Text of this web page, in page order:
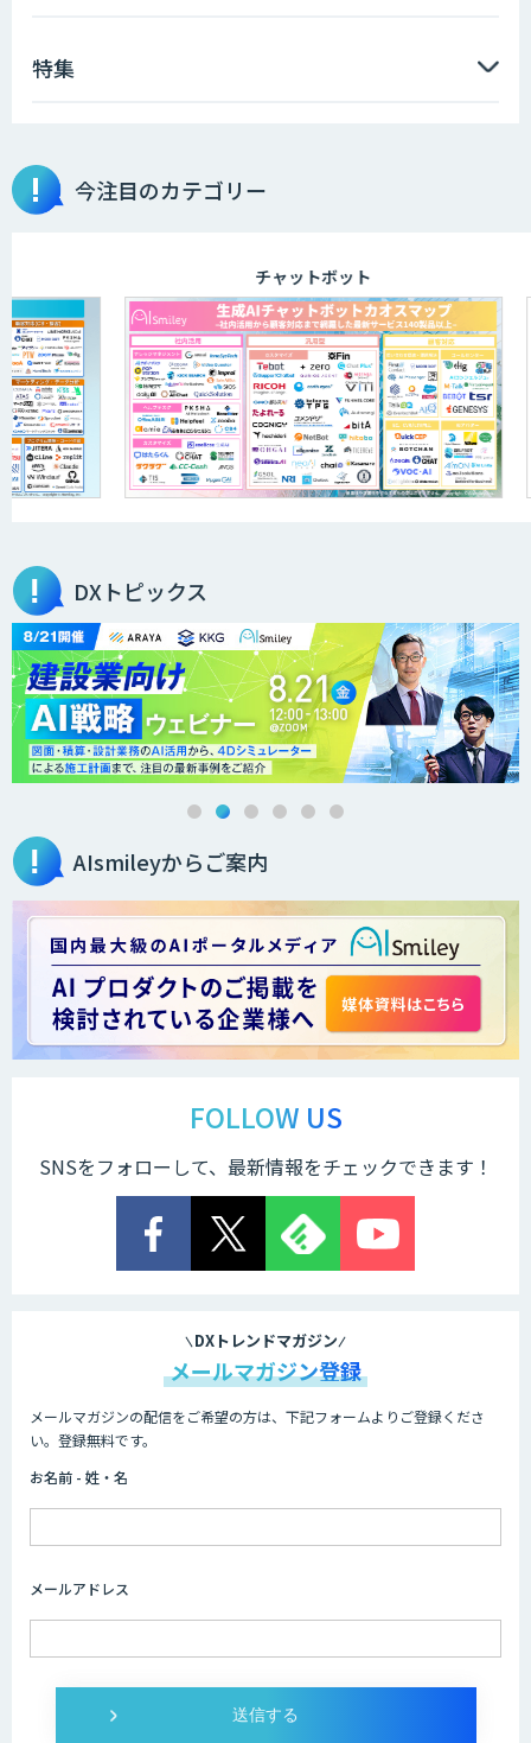
AIエンジニアアカデミー（バイブコーデ
aiDAPTIV+
アリストルの法人向けAI研修
ELYZA Works with KDDI
医療文書作成を効率化する生成
AI「OPTiM AI ホスピタル」
オーダーメイドAI人材育成研修
Brain Plus for Sales
データ分析/AI開発/コンサルティング
STORM Platform
AIコール
imprai ezKotae
特集
今注目のカテゴリー
チャットボット
DXトピックス
AIsmileyからご案内
FOLLOW US
SNSをフォローして、最新情報をチェックできます！
DXトレンドマガジン
メールマガジン登録
メールマガジンの配信をご希望の方は、下記フォームよりご登録くださ
い。登録無料です。
お名前 - 姓・名
メールアドレス